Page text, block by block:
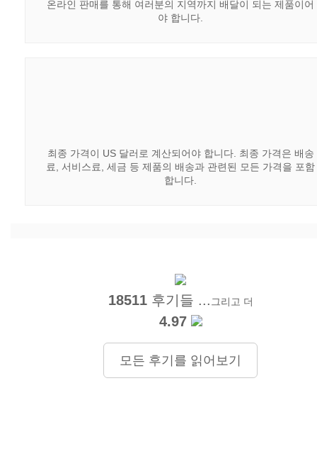
18511후기들 ... 그리고 더
4.97
모든 후기를 읽어보기
온라인 판매를 통해 여러분의 지역까지 배달이 되는 제품이어
야 합니다.
최종 가격이 US 달러로 계산되어야 합니다. 최종 가격은 배송
료, 서비스료, 세금 등 제품의 배송과 관련된 모든 가격을 포함
합니다.